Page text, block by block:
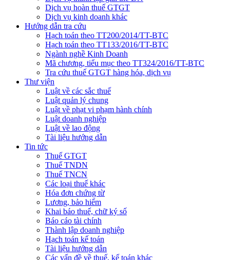
Dịch vụ hoàn thuế GTGT
Dịch vụ kinh doanh khác
Hướng dẫn tra cứu
Hạch toán theo TT200/2014/TT-BTC
Hạch toán theo TT133/2016/TT-BTC
Ngành nghề Kinh Doanh
Mã chương, tiểu mục theo TT324/2016/TT-BTC
Tra cứu thuế GTGT hàng hóa, dịch vụ
Thư viện
Luật về các sắc thuế
Luật quản lý chung
Luật về phạt vi phạm hành chính
Luật doanh nghiệp
Luật về lao động
Tài liệu hướng dẫn
Tin tức
Thuế GTGT
Thuế TNDN
Thuế TNCN
Các loại thuế khác
Hóa đơn chứng từ
Lương, bảo hiểm
Khai báo thuế, chữ ký số
Báo cáo tài chính
Thành lập doanh nghiệp
Hạch toán kế toán
Tài liệu hướng dẫn
Các vấn đề về thuế, kế toán khác